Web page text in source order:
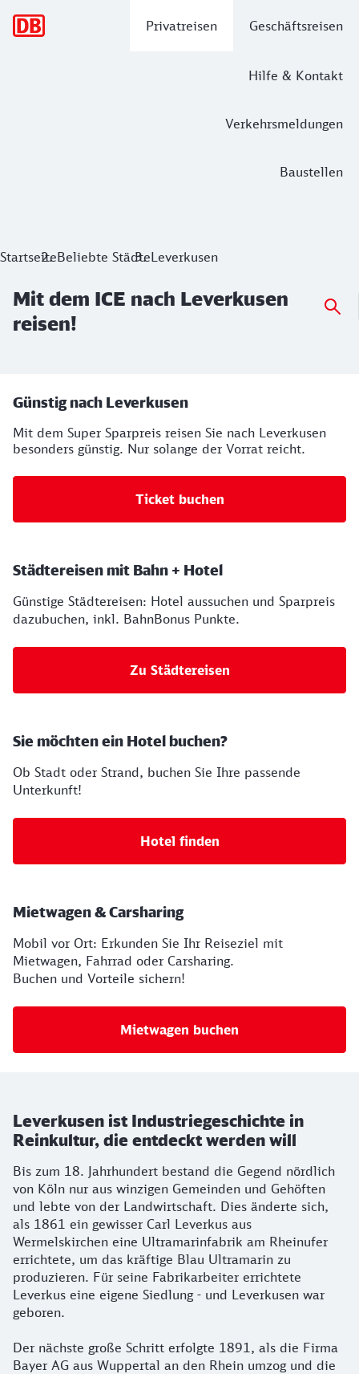
Privatreisen Geschäftsreisen
Hilfe & Kontakt
Verkehrsmeldungen
Baustellen
StartseiteBeliebte StädteLeverkusen
Mit dem ICE nach Leverkusen
reisen!
Ihre Buchungsmöglichkeiten
Günstig nach Leverkusen
Mit dem Super Sparpreis reisen Sie nach Leverkusen
besonders günstig. Nur solange der Vorrat reicht.
Ticket buchen
Städtereisen mit Bahn + Hotel
Günstige Städtereisen: Hotel aussuchen und Sparpreis
dazubuchen, inkl. BahnBonus Punkte.
Zu Städtereisen
Sie möchten ein Hotel buchen?
Ob Stadt oder Strand, buchen Sie Ihre passende
Unterkunft!
Hotel finden
Mietwagen & Carsharing
Mobil vor Ort: Erkunden Sie Ihr Reiseziel mit
Mietwagen, Fahrrad oder Carsharing.
Buchen und Vorteile sichern!
Mietwagen buchen
Leverkusen ist Industriegeschichte in
Reinkultur, die entdeckt werden will
Bis zum 18. Jahrhundert bestand die Gegend nördlich
von Köln nur aus winzigen Gemeinden und Gehöften
und lebte von der Landwirtschaft. Dies änderte sich,
als 1861 ein gewisser Carl Leverkus aus
Wermelskirchen eine Ultramarinfabrik am Rheinufer
errichtete, um das kräftige Blau Ultramarin zu
produzieren. Für seine Fabrikarbeiter errichtete
Leverkus eine eigene Siedlung - und Leverkusen war
geboren.
Der nächste große Schritt erfolgte 1891, als die Firma
Bayer AG aus Wuppertal an den Rhein umzog und die